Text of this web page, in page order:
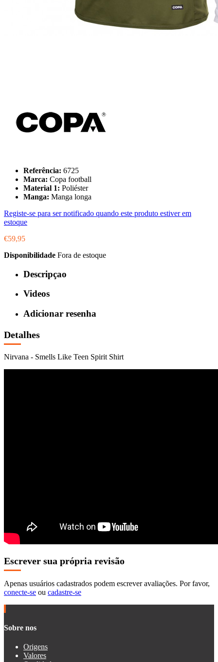
Referência: 6725
Marca: Copa football
Material 1: Poliéster
Manga: Manga longa
Registe-se para ser notificado quando este produto estiver em
estoque
€59,95
Disponibilidade Fora de estoque
Descripçao
Videos
Adicionar resenha
Detalhes
Nirvana - Smells Like Teen Spirit Shirt
Escrever sua própria revisão
Apenas usuários cadastrados podem escrever avaliações. Por favor,
conecte-se ou cadastre-se
Sobre nos
Origens
Valores